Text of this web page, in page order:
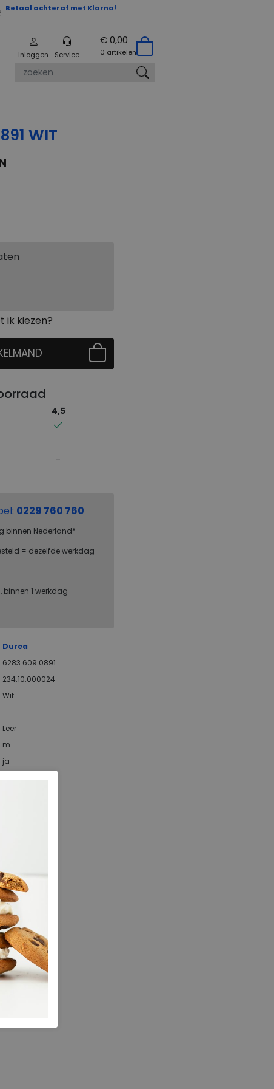
Betaal achteraf met Klarna!
Inloggen Service
€ 0,00
0 artikelen
WIT
ik kiezen?
4,5
0229 760 760
binnen Nederland*
= dezelfde werkdag
binnen 1 werkdag
Durea
6283.609.0891
234.10.000024
Wit
Leer
m
ja